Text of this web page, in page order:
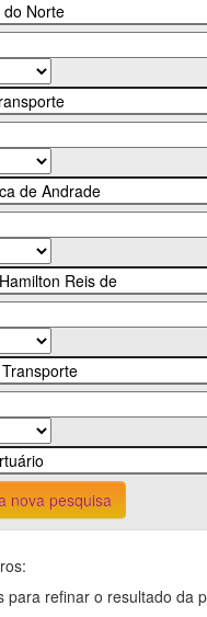
nova pesquisa
para refinar o resultado da